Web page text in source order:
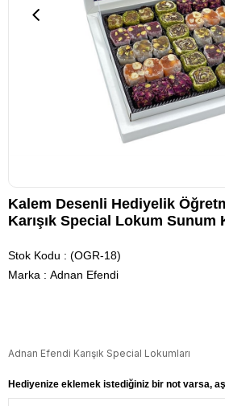
Kalem Desenli Hediyelik
Karışık Special Lokum Sunum
Stok Kodu
(OGR-18)
Marka : Adnan Efendi
Adnan Efendi Karışık Special Lokumları
Hediyenize eklemek istediğiniz bir not varsa,